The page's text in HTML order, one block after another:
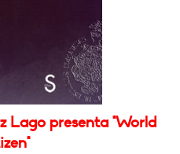
Lago presenta "World